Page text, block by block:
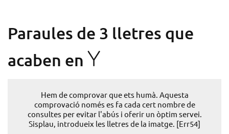
Paraules de 3 lletres que
acaben en Y
Hem de comprovar que ets humà. Aquesta
comprovació només es fa cada cert nombre de
consultes per evitar l'abús i oferir un òptim servei.
Sisplau, introdueix les lletres de la imatge. [Err54]